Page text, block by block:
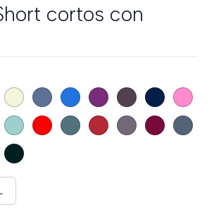
cortos con